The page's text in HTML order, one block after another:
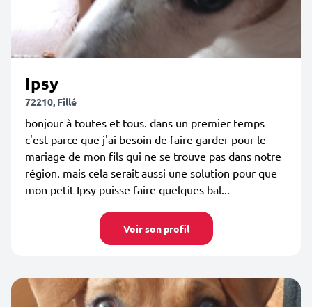
Ipsy
72210, Fillé
bonjour à toutes et tous. dans un premier temps
c'est parce que j'ai besoin de faire garder pour le
mariage de mon fils qui ne se trouve pas dans notre
région. mais cela serait aussi une solution pour que
mon petit Ipsy puisse faire quelques bal...
Voir son profil